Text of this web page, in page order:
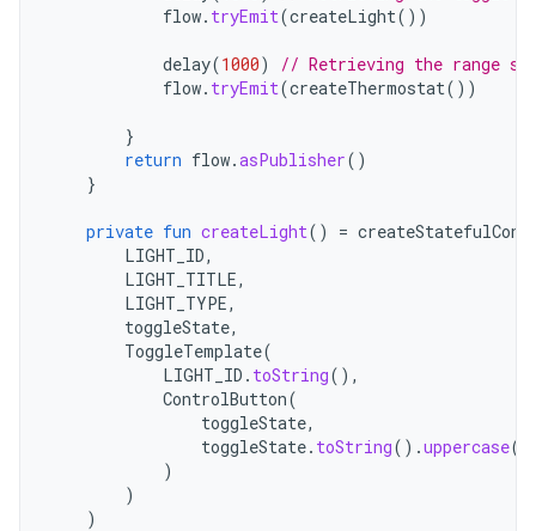
flow. tryEmit(createLight())
delay(1000)
// Retrieving the range
flow. tryEmit(createThermostat())
}
return flow.asPublisher()
}
private fun createLight() =
LIGHT_ID,
LIGHT_TITLE,
LIGHT_TYPE,
toggleState,
ToggleTemplate(
LIGHT_ID . toString(),
ControlButton(
toggleState,
toggleState. toString().uppercase(
)
)
)